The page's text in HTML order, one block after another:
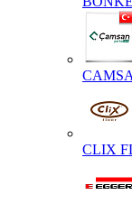
CLIX